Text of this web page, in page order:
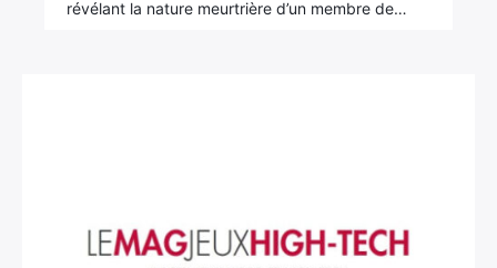
révélant la nature meurtrière d’un membre de…